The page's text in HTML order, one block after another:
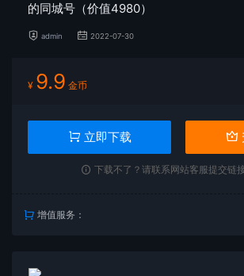
的同城号（价值4980）
admin 2022-07-30
¥ 9.9 金币
立即下载
下载不了？请联系网站客服提交链
增值服务：